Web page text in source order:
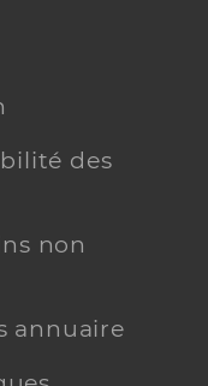
des
non
annuaire